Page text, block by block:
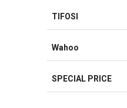
TIFOSI
Wahoo
SPECIAL PRICE